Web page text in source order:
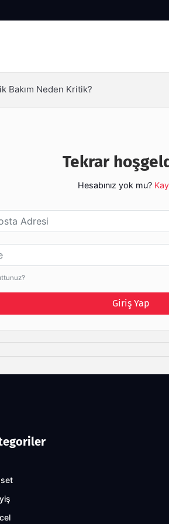
Bakım Neden Kritik?
Tekrar
Hesabınız yok mu?
Giriş Yap